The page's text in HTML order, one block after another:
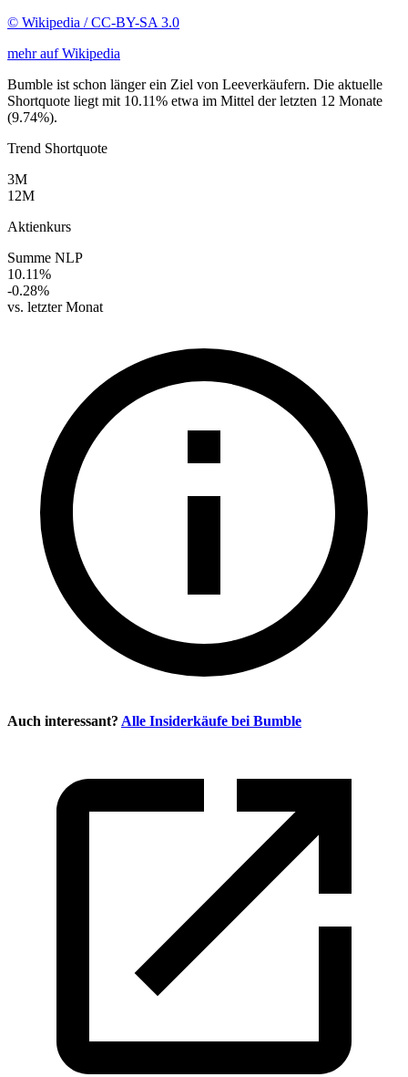
© Wikipedia / CC-BY-SA 3.0
mehr auf Wikipedia
Bumble ist schon länger ein Ziel von Leeverkäufern. Die aktuelle
Shortquote liegt mit 10.11% etwa im Mittel der letzten 12 Monate
(9.74%).
Trend Shortquote
3M
12M
Aktienkurs
Summe NLP
10.11%
-0.28%
vs. letzter Monat
Auch interessant? Alle Insiderkäufe bei Bumble